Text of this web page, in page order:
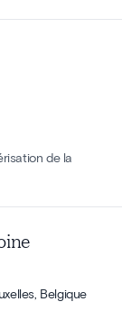
de la
Belgique